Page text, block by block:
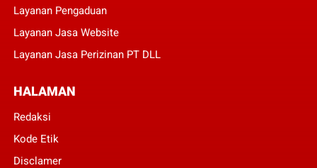
Layanan Pengaduan
Layanan Jasa Website
Layanan Jasa Perizinan PT DLL
HALAMAN
Redaksi
Kode Etik
Disclamer